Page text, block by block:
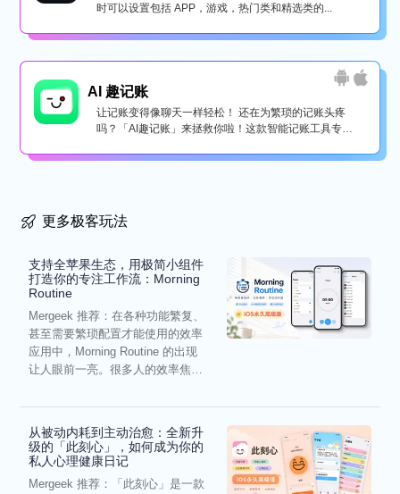
时可以设置包括 APP，游戏，热门类和精选类的...
AI 趣记账
让记账变得像聊天一样轻松！ 还在为繁琐的记账头疼
吗？「AI趣记账」来拯救你啦！这款智能记账工具专为
更多极客玩法
支持全苹果生态，用极简小组件
打造你的专注工作流：Morning
Routine
Mergeek 推荐：在各种功能繁复、
甚至需要繁琐配置才能使用的效率
应用中，Morning Routine 的出现
让人眼前一亮。很多人的效率焦
从被动内耗到主动治愈：全新升
级的「此刻心」，如何成为你的
私人心理健康日记
Mergeek 推荐：「此刻心」是一款